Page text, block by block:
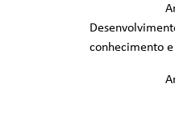
conhecimento